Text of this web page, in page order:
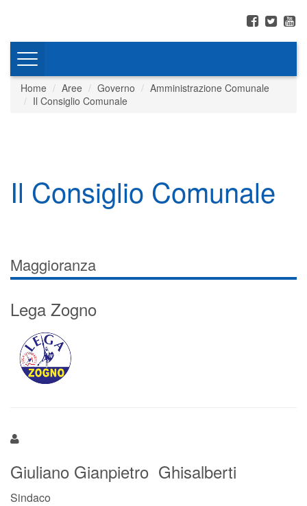
Toggle
Home
Aree Governo
Amministrazione Comunale
Il Consiglio Comunale
Il Consiglio Comunale
Maggioranza
Lega Zogno
Giuliano Gianpietro Ghisalberti
Sindaco